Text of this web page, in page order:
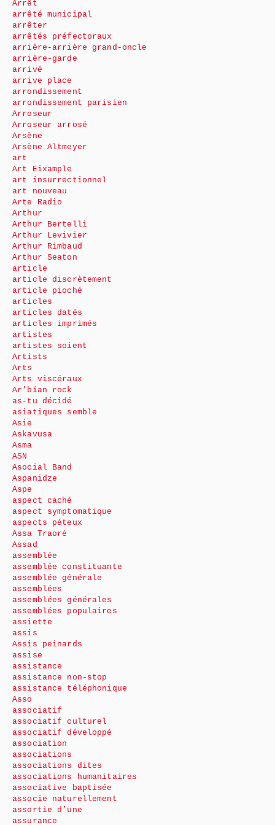
Arrêt
arrêté municipal
arrêter
arrêtés préfectoraux
arrière-arrière grand-oncle
arrière-garde
arrivé
arrive place
arrondissement
arrondissement parisien
Arroseur
Arroseur arrosé
Arsène
Arsène Altmeyer
art
Art Eixample
art insurrectionnel
art nouveau
Arte Radio
Arthur
Arthur Bertelli
Arthur Levivier
Arthur Rimbaud
Arthur Seaton
article
article discrètement
article pioché
articles
articles datés
articles imprimés
artistes
artistes soient
Artists
Arts
Arts viscéraux
Ar’bian rock
as-tu décidé
asiatiques semble
Asie
Askavusa
Asma
ASN
Asocial Band
Aspanidze
Aspe
aspect caché
aspect symptomatique
aspects péteux
Assa Traoré
Assad
assemblée
assemblée constituante
assemblée générale
assemblées
assemblées générales
assemblées populaires
assiette
assis
Assis peinards
assise
assistance
assistance non-stop
assistance téléphonique
Asso
associatif
associatif culturel
associatif développé
association
associations
associations dites
associations humanitaires
associative baptisée
associe naturellement
assortie d’une
assurance